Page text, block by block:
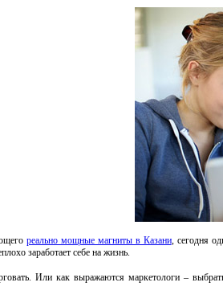
реально мощные магниты в Казани, сегодня
заработает себе на жизнь.
Или как выражаются маркетологи –